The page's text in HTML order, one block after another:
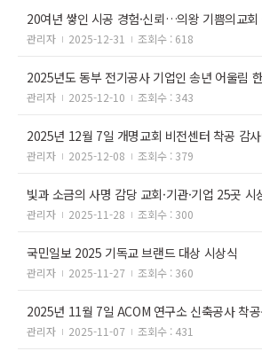
20여년 쌓인 시공 경험·신뢰…의왕 기쁨의교
관리자 2025-12-31 조회수 : 618
2025년도 동부 전기공사 기업인 송년 어울림
관리자 2025-12-10 조회수 : 343
2025년 12월 7일 개명교회 비전센터 착공 감
관리자 2025-12-08 조회수 : 379
빛과 소금의 사명 감당 교회·기관·기업 25곳 시
관리자 2025-11-28 조회수 : 300
국민일보 2025 기독교 브랜드 대상 시상식
관리자 2025-11-27 조회수 : 360
2025년 11월 7일 ACOM 연구소 신축공사 착공
관리자 2025-11-07 조회수 : 431